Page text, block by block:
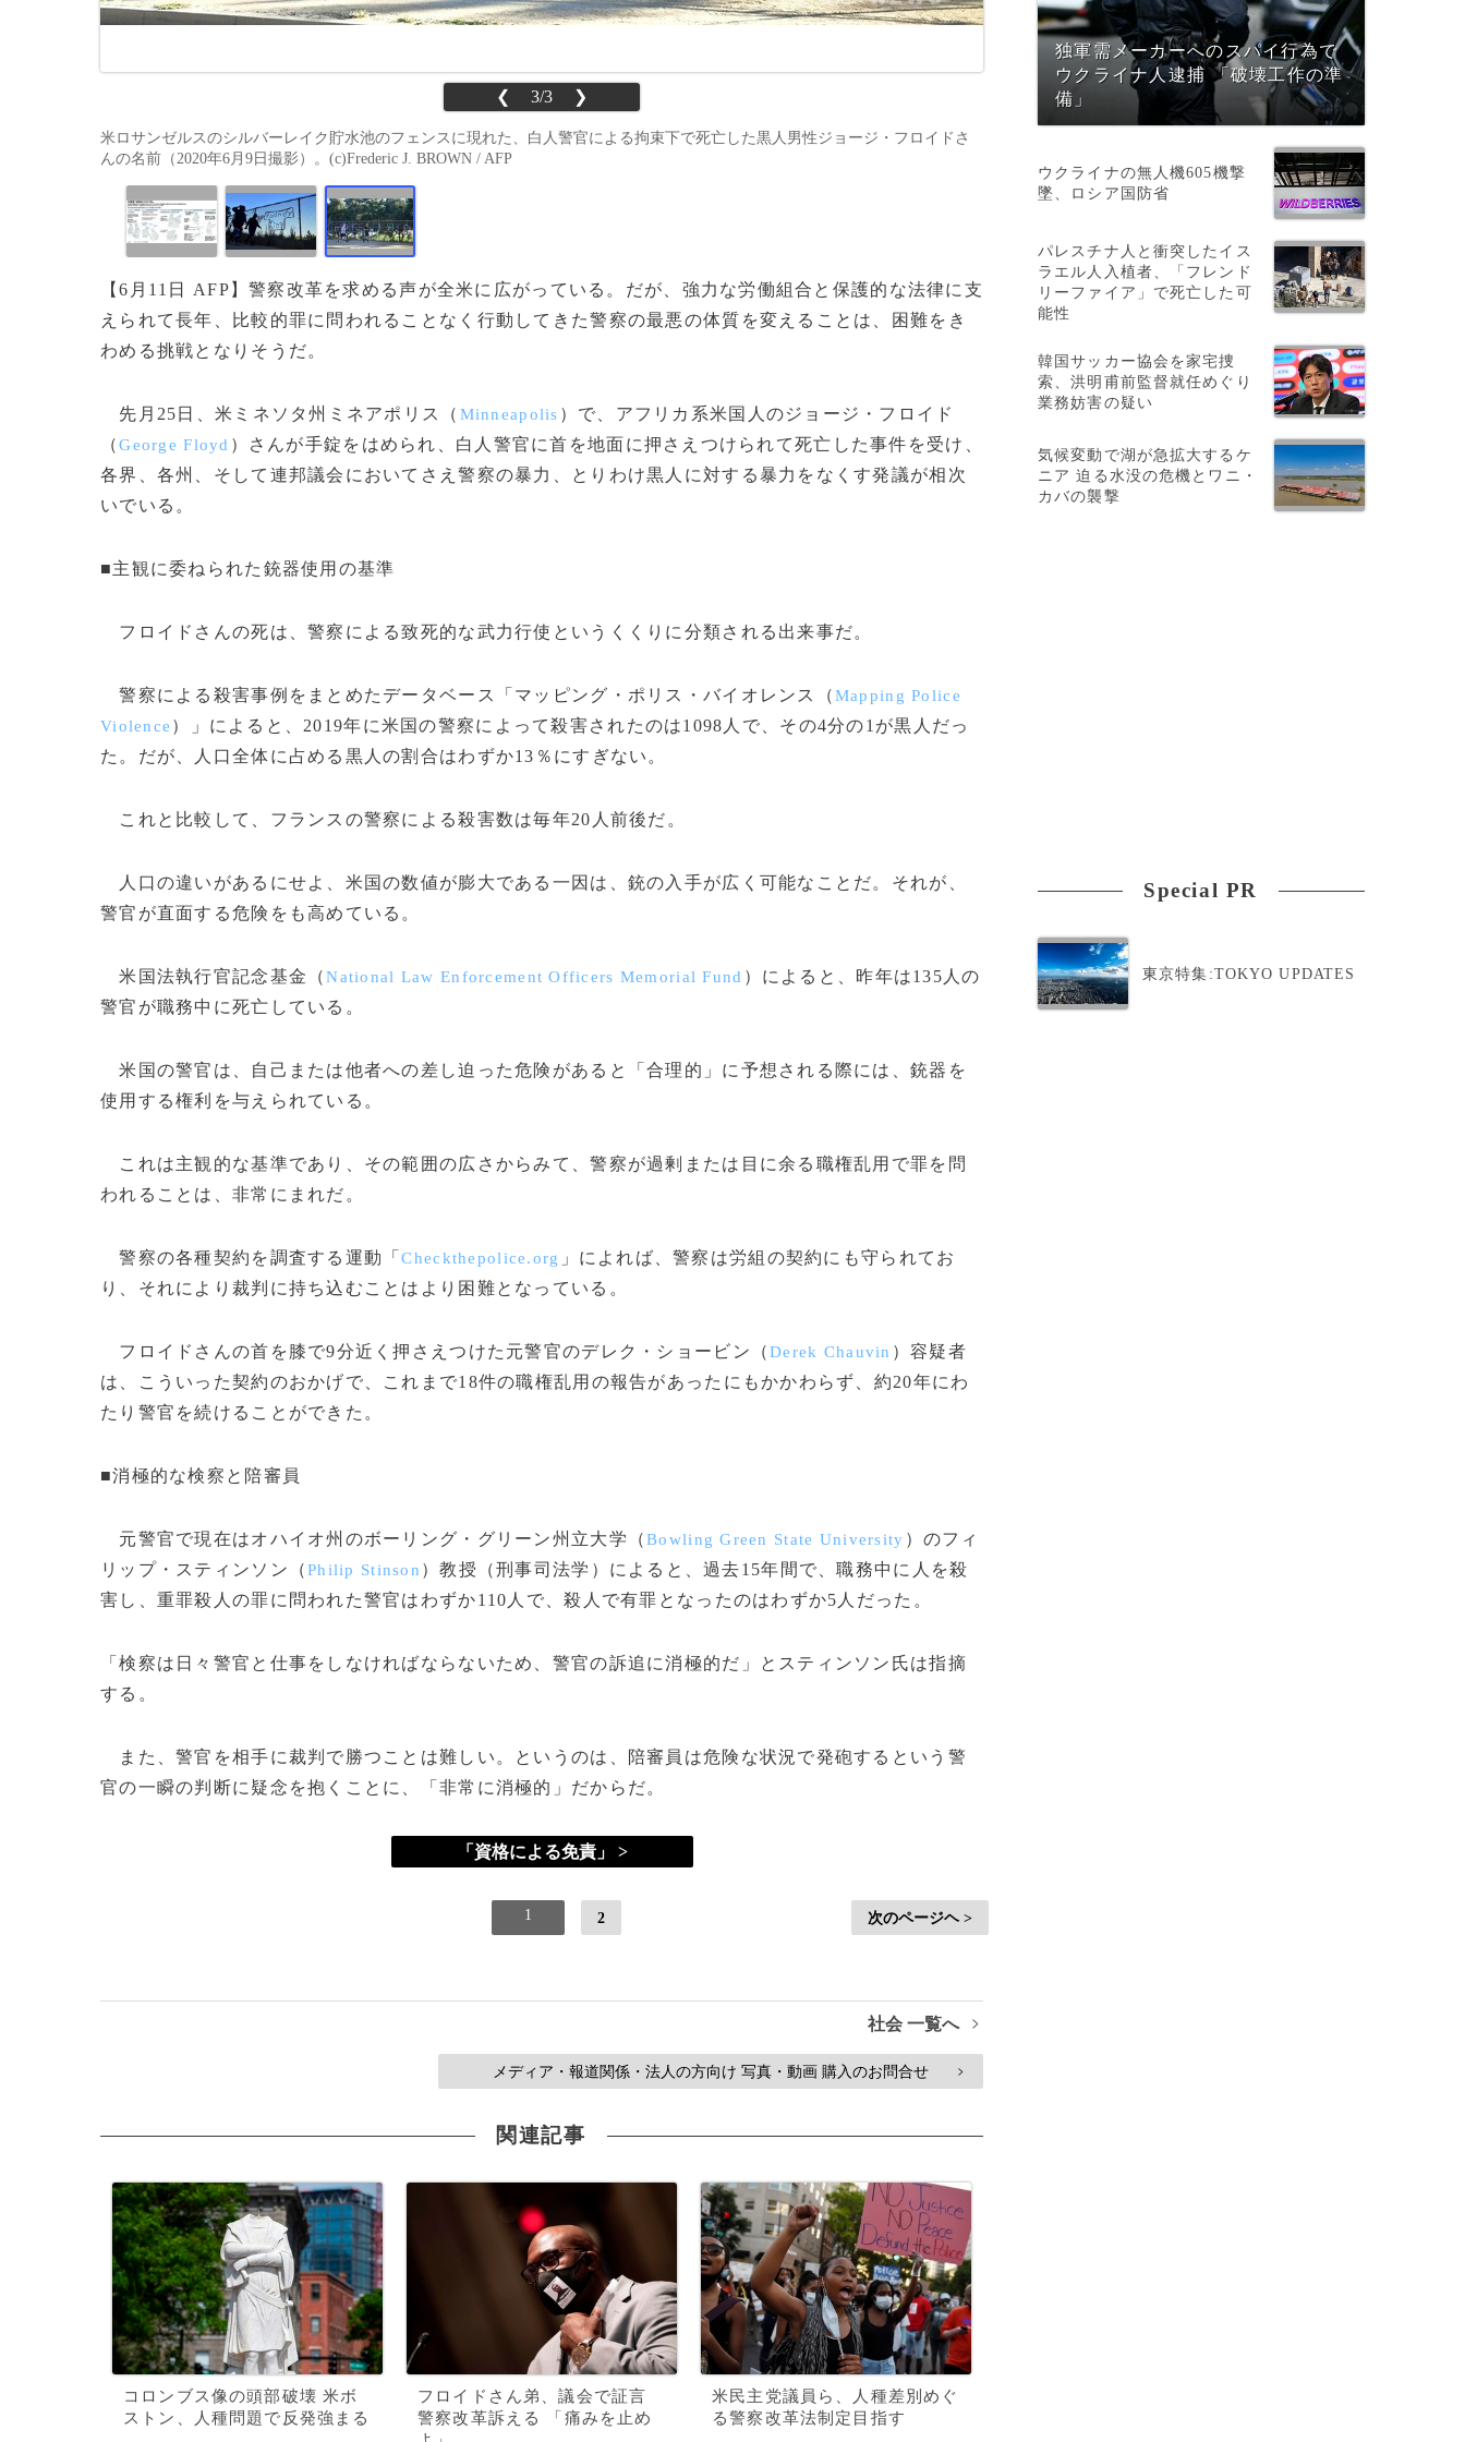
❮ 3/3 ❯
米ロサンゼルスのシルバーレイク貯水池のフェンスに現れた、白人警官による拘束下で死亡した黒人男性ジョージ・フロイドさ
んの名前（2020年6月9日撮影）。(c)Frederic J. BROWN / AFP
【6月11日 AFP】警察改革を求める声が全米に広がっている。だが、強力な労働組合と保護的な法律に支
えられて長年、比較的罪に問われることなく行動してきた警察の最悪の体質を変えることは、困難をき
わめる挑戦となりそうだ。
先月25日、米ミネソタ州ミネアポリス（ Minneapolis ）で、アフリカ系米国人のジョージ・フロイド
（George Floyd ）さんが手錠をはめられ、白人警官に首を地面に押さえつけられて死亡した事件を受け、
各界、各州、そして連邦議会においてさえ警察の暴力、とりわけ黒人に対する暴力をなくす発議が相次
いでいる。
■主観に委ねられた銃器使用の基準
フロイドさんの死は、警察による致死的な武力行使というくくりに分類される出来事だ。
警察による殺害事例をまとめたデータベース「マッピング・ポリス・バイオレンス（Mapping Police
Violence ）」によると、2019年に米国の警察によって殺害されたのは1098人で、その4分の1が黒人だっ
た。だが、人口全体に占める黒人の割合はわずか13％にすぎない。
これと比較して、フランスの警察による殺害数は毎年20人前後だ。
人口の違いがあるにせよ、米国の数値が膨大である一因は、銃の入手が広く可能なことだ。それが、
警官が直面する危険をも高めている。
米国法執行官記念基金（National Law Enforcement Officers Memorial Fund ）によると、昨年は135人の
警官が職務中に死亡している。
米国の警官は、自己または他者への差し迫った危険があると「合理的」に予想される際には、銃器を
使用する権利を与えられている。
これは主観的な基準であり、その範囲の広さからみて、警察が過剰または目に余る職権乱用で罪を問
われることは、非常にまれだ。
警察の各種契約を調査する運動「Checkthepolice.org 」によれば、警察は労組の契約にも守られてお
り、それにより裁判に持ち込むことはより困難となっている。
フロイドさんの首を膝で9分近く押さえつけた元警官のデレク・ショービン（Derek Chauvin ）容疑者
は、こういった契約のおかげで、これまで18件の職権乱用の報告があったにもかかわらず、約20年にわ
たり警官を続けることができた。
■消極的な検察と陪審員
元警官で現在はオハイオ州のボーリング・グリーン州立大学（Bowling Green State University ）のフィ
リップ・スティンソン（Philip Stinson ）教授（刑事司法学）によると、過去15年間で、職務中に人を殺
害し、重罪殺人の罪に問われた警官はわずか110人で、殺人で有罪となったのはわずか5人だった。
「検察は日々警官と仕事をしなければならないため、警官の訴追に消極的だ」とスティンソン氏は指摘
する。
また、警官を相手に裁判で勝つことは難しい。というのは、陪審員は危険な状況で発砲するという警
官の一瞬の判断に疑念を抱くことに、「非常に消極的」だからだ。
「資格による免責」 >
1 2 次のページヘ >
社会 一覧へ >
メディア・報道関係・法人の方向け 写真・動画 購入のお問合せ >
関連記事
コロンブス像の頭部破壊 米ボ
ストン、人種問題で反発強まる
フロイドさん弟、議会で証言
警察改革訴える 「痛みを止め
米民主党議員ら、人種差別めぐ
る警察改革法制定目指す
独軍需メーカーへのスパイ行為で
ウクライナ人逮捕 「破壊工作の準
備」
ウクライナの無人機605機撃
墜、ロシア国防省
パレスチナ人と衝突したイス
ラエル人入植者、「フレンド
リーファイア」で死亡した可
能性
韓国サッカー協会を家宅捜
索、洪明甫前監督就任めぐり
業務妨害の疑い
気候変動で湖が急拡大するケ
ニア 迫る水没の危機とワニ・
カバの襲撃
Special PR
東京特集:TOKYO UPDATES